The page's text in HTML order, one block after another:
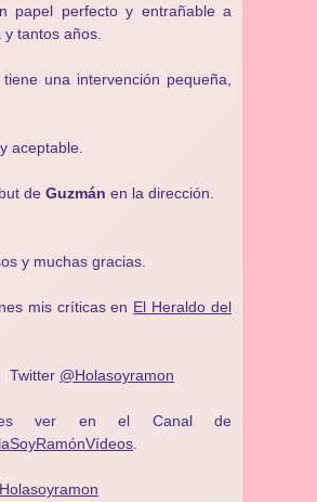
papel perfecto y entrañable a
tantos años.
una intervención pequeña,
aceptable.
de Guzmán en la dirección.
y muchas gracias.
mis críticas en El Heraldo del
Twitter @Holasoyramon
ver en el Canal de